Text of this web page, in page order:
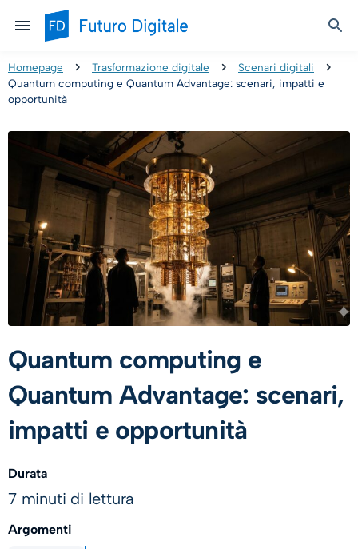
Homepage Trasformazione digitale
Scenari digitali
Quantum computing e Quantum Advantage: scenari, impatti e
opportunità
Quantum computing e
Quantum Advantage: scenari,
impatti e opportunità
Durata
7 minuti di lettura
Argomenti